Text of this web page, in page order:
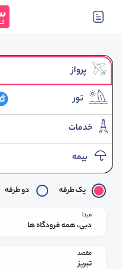
پرواز
تور
خدمات
بیمه
یک طرفه دو طرفه
مبدا
دبی، همه فرودگاه ها
مقصد
تبریز